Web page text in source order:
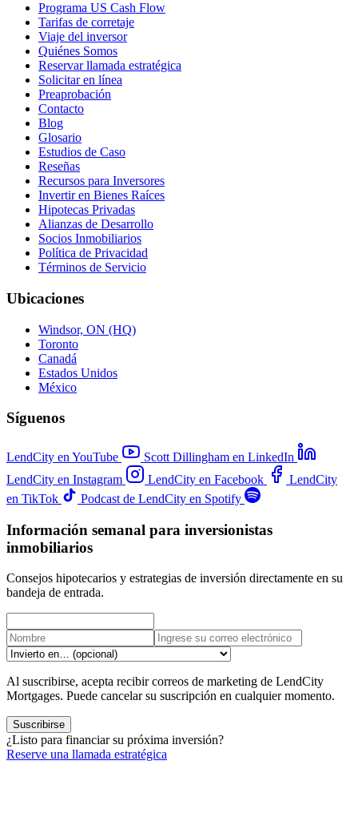
Programa US Cash Flow
Tarifas de corretaje
Viaje del inversor
Quiénes Somos
Reservar llamada estratégica
Solicitar en línea
Preaprobación
Contacto
Blog
Glosario
Estudios de Caso
Reseñas
Recursos para Inversores
Invertir en Bienes Raíces
Hipotecas Privadas
Alianzas de Desarrollo
Socios Inmobiliarios
Política de Privacidad
Términos de Servicio
Ubicaciones
Windsor, ON (HQ)
Toronto
Canadá
Estados Unidos
México
Síguenos
LendCity en YouTube
Scott Dillingham en LinkedIn
LendCity en Instagram
LendCity en Facebook
LendCity
en TikTok
Podcast de LendCity en Spotify
Información semanal para inversionistas
inmobiliarios
Consejos hipotecarios y estrategias de inversión directamente en su
bandeja de entrada.
Al suscribirse, acepta recibir correos de marketing de LendCity
Mortgages. Puede cancelar su suscripción en cualquier momento.
Suscribirse
¿Listo para financiar su próxima inversión?
Reserve una llamada estratégica